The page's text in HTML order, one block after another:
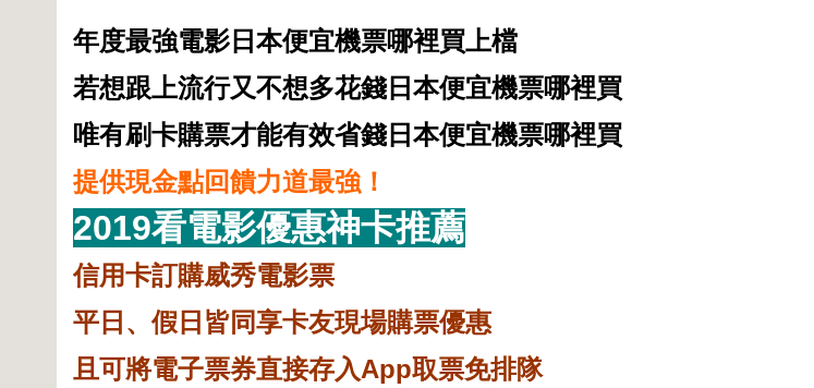
年度最強電影日本便宜機票哪裡買上檔
若想跟上流行又不想多花錢日本便宜機票哪裡買
唯有刷卡購票才能有效省錢日本便宜機票哪裡買
提供現金點回饋力道最強！
2019看電影優惠神卡推薦
信用卡訂購威秀電影票
平日、假日皆同享卡友現場購票優惠
且可將電子票券直接存入App取票免排隊